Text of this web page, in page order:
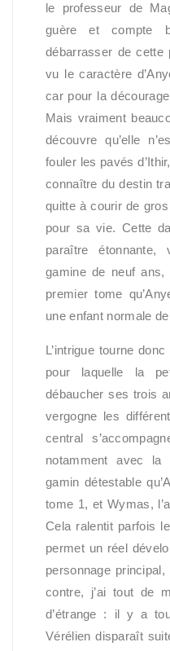
le professeur de
guère et compte
débarrasser de cette
vu le caractère
car pour la
Mais vraiment
découvre qu’elle
fouler les pavés
connaître du destin
quitte à courir de
pour sa vie. Cette
paraître étonnante,
gamine de neuf
premier tome
une enfant normale
L’intrigue tourne
pour laquelle la
débaucher ses trois
vergogne les
central
notamment avec la
gamin détestable
tome 1, et Wymas,
Cela ralentit parfois
permet un réel
personnage
contre, j’ai tout de
d’étrange : il y a
Vérélien disparaît